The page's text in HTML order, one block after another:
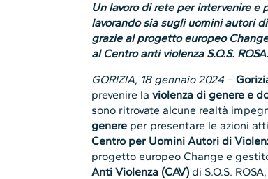
Un lavoro di rete per intervenire e
lavorando sia sugli uomini autori
grazie al progetto europeo
al Centro anti violenza S.O.S. ROSA.
GORIZIA, 18 gennaio 2024–
prevenire laviolenza di genere e
sono ritrovate alcune realtà
genere per presentare le azioni
Centro per Uomini Autori di
progetto europeo Change e
Anti Violenza (CAV)di S.O.S.